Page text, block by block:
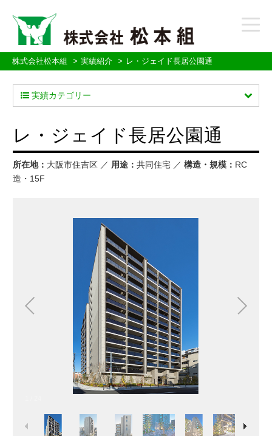
t
o
l
e
n
a
a
株式会社松本組 実績紹介 レ・ジェイド長居公園通
実績カテゴリー
レ・ジェイド長居公園通
所在地： 大阪市住吉区 ／ 用途： 共同住宅 ／ 構造・規模： RC
造・15F